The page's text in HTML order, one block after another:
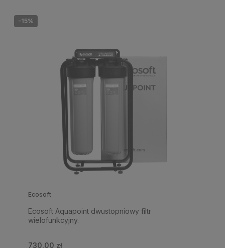
Ecosoft
Ecosoft Aquapoint dwustopniowy filtr
wielofunkcyjny.
730,00 zł
-15%